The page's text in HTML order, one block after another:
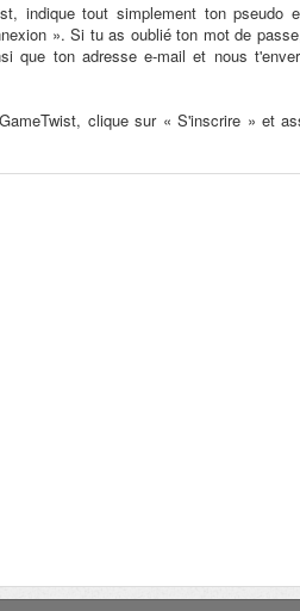
indique tout simplement ton
». Si tu as oublié ton mot de
que ton adresse e-mail et nous
clique sur « S'inscrire » et